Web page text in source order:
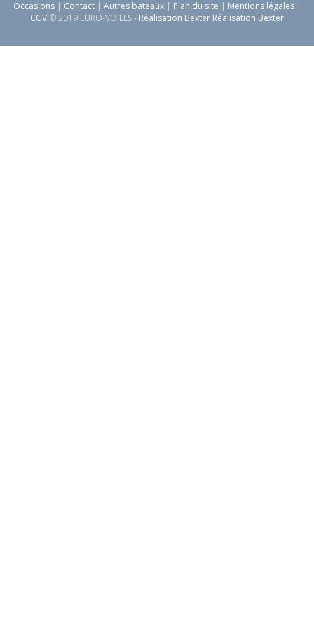
Occasions | Contact | Autres bateaux | Plan du site | Mentions légales |
CGV © 2019 EURO-VOILES - Réalisation Bexter Réalisation Bexter